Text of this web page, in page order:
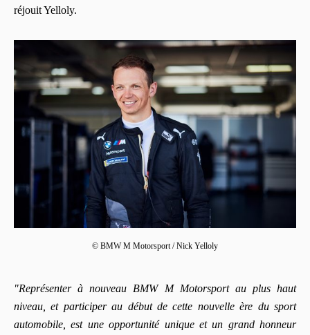
réjouit Yelloly.
© BMW M Motorsport / Nick Yelloly
"Représenter à nouveau BMW M Motorsport au plus haut
niveau, et participer au début de cette nouvelle ère du sport
automobile, est une opportunité unique et un grand honneur